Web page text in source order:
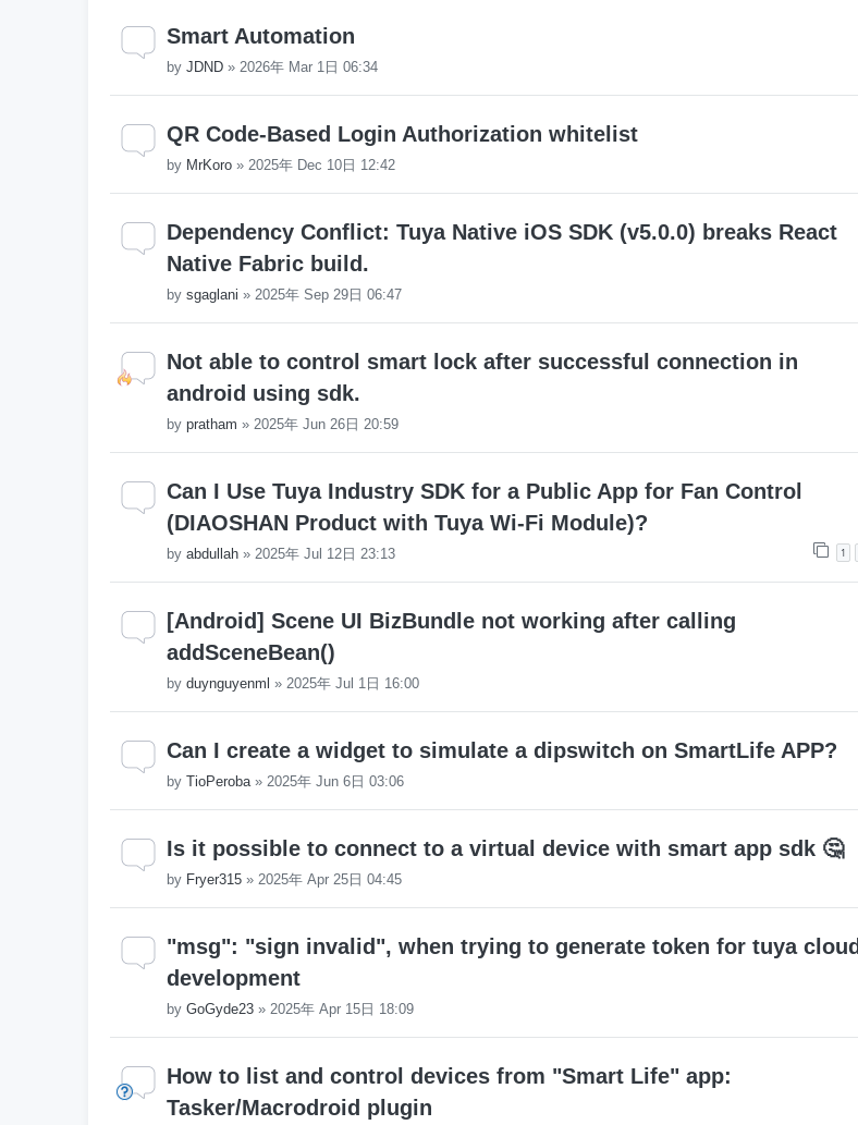
Smart Automation
by JDND » 2026年 Mar 1日 06:34
QR Code-Based Login Authorization whitelist
by MrKoro » 2025年 Dec 10日 12:42
Dependency Conflict: Tuya Native iOS SDK (v5.0.0) breaks React
Native Fabric build.
by sgaglani » 2025年 Sep 29日 06:47
Not able to control smart lock after successful connection in
android using sdk.
by pratham » 2025年 Jun 26日 20:59
Can I Use Tuya Industry SDK for a Public App for Fan Control
(DIAOSHAN Product with Tuya Wi-Fi Module)?
by abdullah » 2025年 Jul 12日 23:13 1
[Android] Scene UI BizBundle not working after calling
addSceneBean()
by duynguyenml » 2025年 Jul 1日 16:00
Can I create a widget to simulate a dipswitch on SmartLife APP?
by TioPeroba» 2025年 Jun 6日 03:06
Is it possible to connect to a virtual device with smart app sdk 🤔
by Fryer315 » 2025年 Apr 25日 04:45
"msg": "sign invalid", when trying to generate token for tuya cloud
development
by GoGyde23 » 2025年 Apr 15日 18:09
How to list and control devices from "Smart Life" app:
Tasker/Macrodroid plugin